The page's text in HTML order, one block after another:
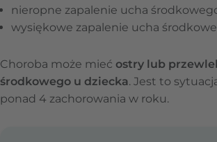
nieropne zapalenie ucha
wysiękowe zapalenie ucha
Choroba może mieć ostry lub
środkowego u dziecka. Jest to
ponad 4 zachorowania w roku.